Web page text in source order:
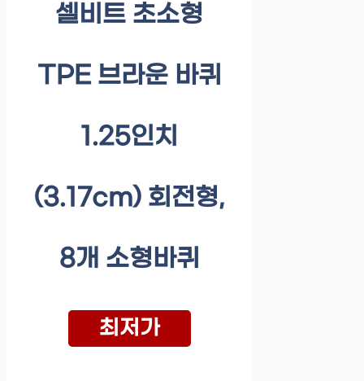
셀비트 초소형
TPE 브라운 바퀴
1.25인치
(3.17cm) 회전형,
8개 소형바퀴
최저가